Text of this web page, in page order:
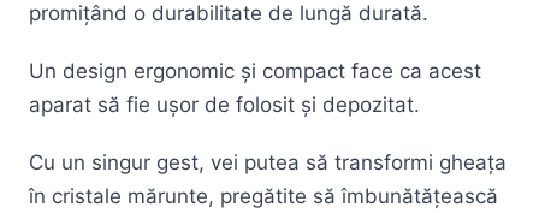
promițând o durabilitate de lungă durată.
Un design ergonomic și compact face ca acest
aparat să fie ușor de folosit și depozitat.
Cu un singur gest, vei putea să transformi gheața
în cristale mărunte, pregătite să îmbunătățească